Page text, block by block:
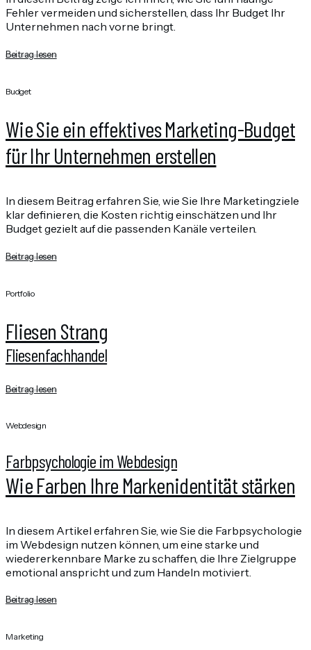
Fehler vermeiden und sicherstellen, dass Ihr Budget Ihr
Unternehmen nach vorne bringt.
Beitrag lesen
Budget
Wie Sie ein effektives Marketing-Budget
für Ihr Unternehmen erstellen
In diesem Beitrag erfahren Sie, wie Sie Ihre Marketingziele
klar definieren, die Kosten richtig einschätzen und Ihr
Budget gezielt auf die passenden Kanäle verteilen.
Beitrag lesen
Portfolio
Fliesen Strang
Fliesenfachhandel
Beitrag lesen
Webdesign
Farbpsychologie im Webdesign
Wie Farben Ihre Markenidentität stärken
In diesem Artikel erfahren Sie, wie Sie die Farbpsychologie
im Webdesign nutzen können, um eine starke und
wiedererkennbare Marke zu schaffen, die Ihre Zielgruppe
emotional anspricht und zum Handeln motiviert.
Beitrag lesen
Marketing